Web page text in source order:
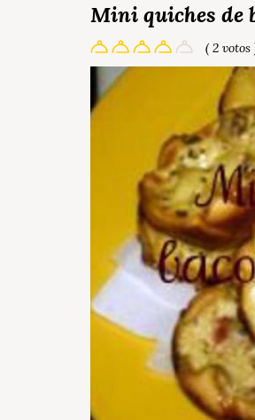
Mini quiches de
( 2 votos